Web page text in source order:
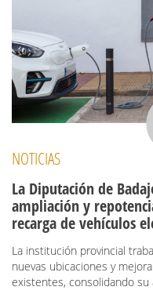
NOTICIAS
La Diputación de
ampliación y
recarga de vehículos
La institución provincial
nuevas ubicaciones y
existentes, consolidando